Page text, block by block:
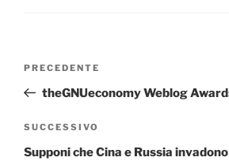
Articolo
precedente:
PRECEDENTE
theGNUeconomy Weblog
Articolo
successivo
SUCCESSIVO
Supponi che Cina e Russia